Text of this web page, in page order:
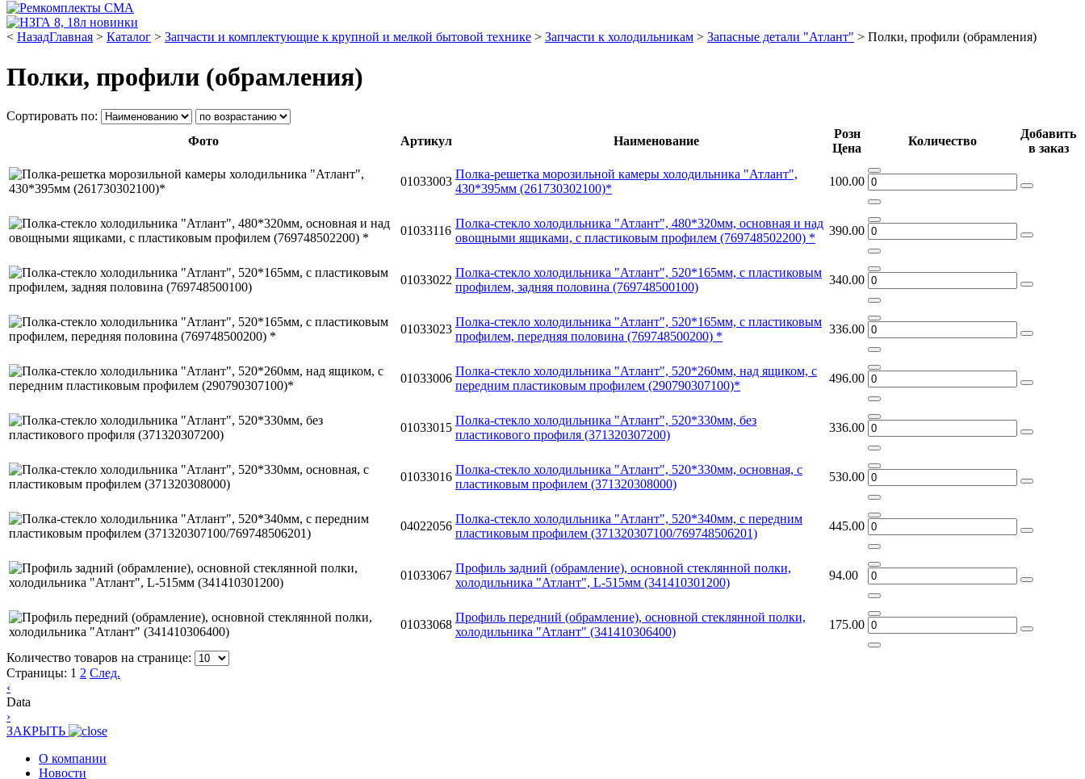
< НазадГлавная > Каталог > Запчасти и комплектующие к крупной и мелкой бытовой технике > Запчасти к холодильникам > Запасные детали "Атлант" > Полки, профили (обрамления)
Полки, профили (обрамления)
Сортировать по:
Фото
Артикул Наименование
Розн
Цена
Количество
Добавить
в заказ
01033003
Полка-решетка морозильной камеры холодильника "Атлант",
430*395мм (261730302100)*
100.00
01033116
Полка-стекло холодильника "Атлант", 480*320мм, основная и над
овощными ящиками, с пластиковым профилем (769748502200) *
390.00
01033022
Полка-стекло холодильника "Атлант", 520*165мм, с пластиковым
профилем, задняя половина (769748500100)
340.00
01033023
Полка-стекло холодильника "Атлант", 520*165мм, с пластиковым
профилем, передняя половина (769748500200) *
336.00
01033006
Полка-стекло холодильника "Атлант", 520*260мм, над ящиком, с
передним пластиковым профилем (290790307100)*
496.00
01033015
Полка-стекло холодильника "Атлант", 520*330мм, без
пластикового профиля (371320307200)
336.00
01033016
Полка-стекло холодильника "Атлант", 520*330мм, основная, с
пластиковым профилем (371320308000)
530.00
04022056
Полка-стекло холодильника "Атлант", 520*340мм, с передним
пластиковым профилем (371320307100/769748506201)
445.00
01033067
Профиль задний (обрамление), основной стеклянной полки,
холодильника "Атлант", L-515мм (341410301200)
94.00
01033068
Профиль передний (обрамление), основной стеклянной полки,
холодильника "Атлант" (341410306400)
175.00
Количество товаров на странице:
Страницы: 1 2 След.
‹
Data
›
ЗАКРЫТЬ
О компании
Новости